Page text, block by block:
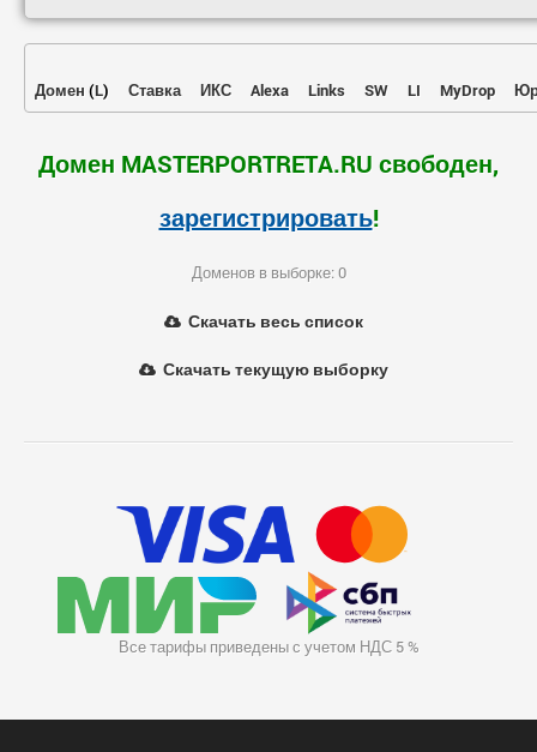
Домен (L) Ставка ИКС Alexa Links SW LI MyDrop
Домен MASTERPORTRETA.RU свободен,
зарегистрировать!
Доменов в выборке: 0
Скачать весь список
Скачать текущую выборку
Все тарифы приведены с учетом НДС 5 %